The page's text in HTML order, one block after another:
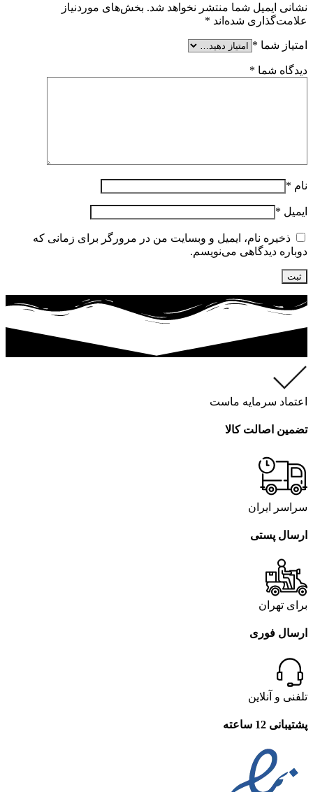
نشانی ایمیل شما منتشر نخواهد شد. بخش‌های موردنیاز
علامت‌گذاری شده‌اند *
امتیاز شما *
دیدگاه شما *
نام *
ایمیل *
ذخیره نام، ایمیل و وبسایت من در مرورگر برای زمانی که
دوباره دیدگاهی می‌نویسم.
اعتماد سرمایه ماست
تضمین اصالت کالا
سراسر ایران
ارسال پستی
برای تهران
ارسال فوری
تلفنی و آنلاین
پشتیبانی 12 ساعته